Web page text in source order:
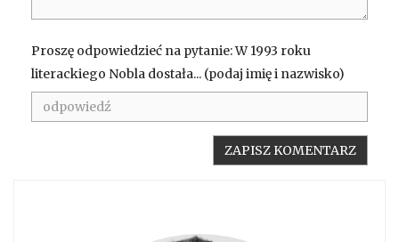
Proszę odpowiedzieć na pytanie: W 1993 roku
literackiego Nobla dostała... (podaj imię i nazwisko)